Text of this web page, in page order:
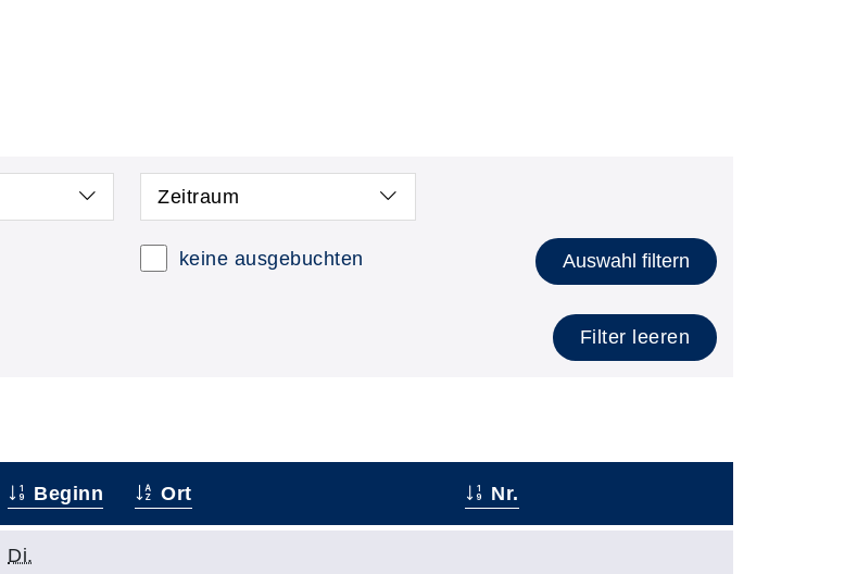
Zeitraum
keine ausgebuchten Auswahl filtern
Filter leeren
Beginn Ort Nr.
Di.